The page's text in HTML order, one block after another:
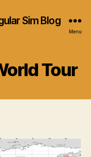
Sim Blog
Menu
Tour